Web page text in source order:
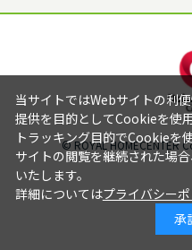
© ROYAL HOMECENTER
当サイトではWebサイトの利
提供を目的としてCookieを使
トラッキング目的でCookieを
サイトの閲覧を継続された場
いたします。
詳細についてはプライバシー
承